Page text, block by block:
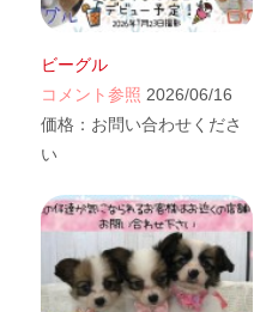
ビーグル
コメント参照 2026/06/16
価格： お問い合わせくださ
い